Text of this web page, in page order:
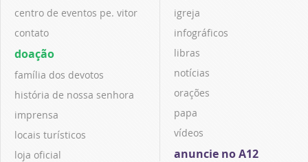
centro de eventos pe. vitor
contato
doação
família dos devotos
história de nossa senhora
imprensa
locais turísticos
loja oficial
igreja
infográficos
libras
notícias
orações
papa
vídeos
anuncie no A12